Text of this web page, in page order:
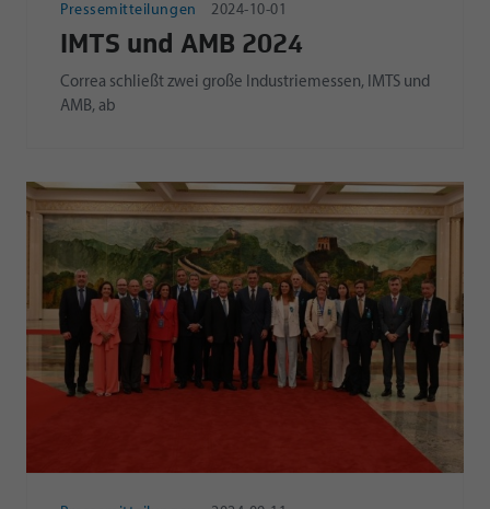
Pressemitteilungen 2024-10-01
IMTS und AMB 2024
Correa schließt zwei große Industriemessen, IMTS und
AMB, ab